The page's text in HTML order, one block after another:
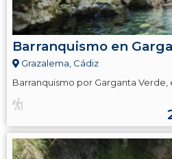
Barranquismo en
Grazalema, Cádiz
Barranquismo por Garganta Verde,